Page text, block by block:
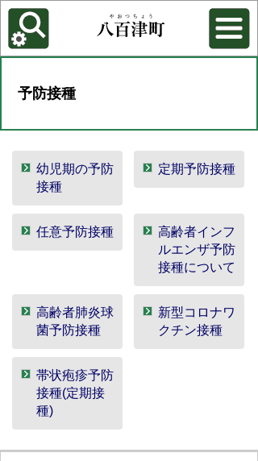
各種機能
背景色を変更する
予防接種
幼児期の予防
接種
定期予防接種
任意予防接種
高齢者インフ
ルエンザ予防
接種について
高齢者肺炎球
菌予防接種
新型コロナワ
クチン接種
帯状疱疹予防
接種(定期接
種)